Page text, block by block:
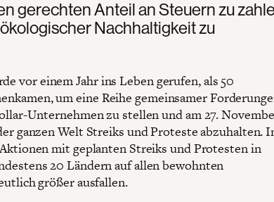
gerechten Anteil an Steuern zu
Nachhaltigkeit zu
vor einem Jahr ins Leben gerufen, als 50
um eine Reihe gemeinsamer
Unternehmen zu stellen und am 27.
ganzen Welt Streiks und Proteste abzuhalten.
mit geplanten Streiks und Protesten in
20 Ländern auf allen bewohnten
größer ausfallen.